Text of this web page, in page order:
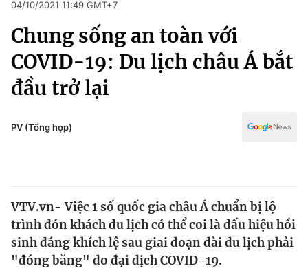
Chuyên mục
Chính trị
Xã hội
Pháp luật
Thế giới
Tin tức
Thế giới đó đây
Kinh tế
Pháp luật
Kinh tế
Thể thao
Truyền hình
Văn hóa - Giải trí
Công nghệ
04/10/2021 11:49 GMT+7
Chung sống an toàn với
COVID-19: Du lịch châu Á bắt
đầu trở lại
PV (Tổng hợp)
VTV.vn- Việc 1 số quốc gia châu Á chuẩn bị lộ
trình đón khách du lịch có thể coi là dấu hiệu hồi
sinh đáng khích lệ sau giai đoạn dài du lịch phải
"đóng băng" do đại dịch COVID-19.